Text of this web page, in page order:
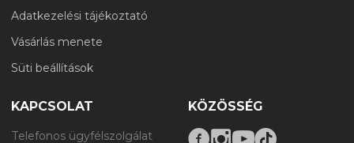
Adatkezelési tájékoztató
Vásárlás menete
Süti beállítások
KAPCSOLAT
Telefonos ügyfélszolgálat
KÖZÖSSÉG